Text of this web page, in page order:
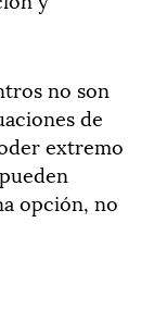
no son
de
extremo
opción, no